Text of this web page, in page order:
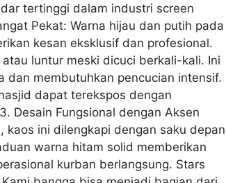
tertinggi dalam industri screen
Pekat: Warna hijau dan putih pada
kesan eksklusif dan profesional.
luntur meski dicuci berkali-kali. Ini
dan membutuhkan pencucian intensif.
dapat terekspos dengan
Desain Fungsional dengan Aksen
kaos ini dilengkapi dengan saku depan
warna hitam solid memberikan
kurban berlangsung. Stars